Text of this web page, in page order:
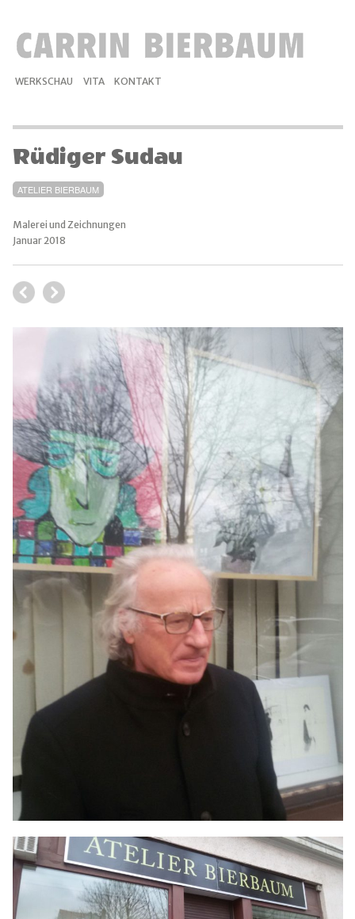
WERKSCHAU VITA KONTAKT
Rüdiger Sudau
ATELIER BIERBAUM
Malerei und Zeichnungen
Januar 2018